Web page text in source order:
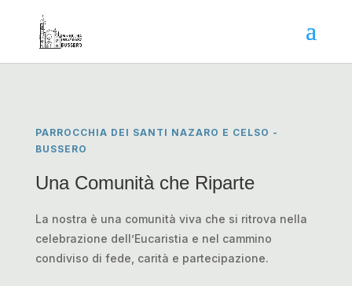
PARROCCHIA DEI SANTI NAZARO E CELSO -
BUSSERO
Una Comunità che Riparte
La nostra è una comunità viva che si ritrova nella
celebrazione dell’Eucaristia e nel cammino
condiviso di fede, carità e partecipazione.